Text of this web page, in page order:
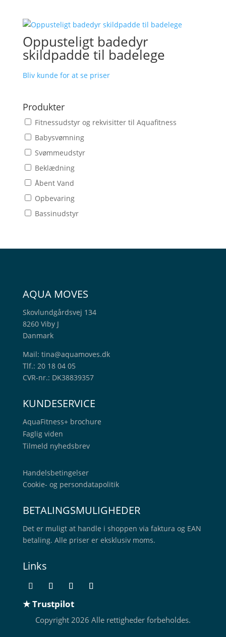
Oppusteligt badedyr
skildpadde til badelege
Bliv kunde for at se priser
Produkter
Fitnessudstyr og rekvisitter til Aquafitness
Babysvømning
Svømmeudstyr
Beklædning
Åbent Vand
Opbevaring
Bassinudstyr
AQUA MOVES
Skovlundgårdsvej 134
8260 Viby J
Danmark
Mail: tina@aquamoves.dk
Tlf.: 20 18 04 05
CVR-nr.: DK38839357
KUNDESERVICE
AquaFitness+ brochure
Faglig viden
Tilmeld nyhedsbrev
Handelsbetingelser
Cookie- og persondatapolitik
BETALINGSMULIGHEDER
Det er muligt at handle i shoppen via faktura og EAN
betaling. Alle priser er eksklusiv moms.
Links
★ Trustpilot
Copyright 2026 Alle rettigheder forbeholdes.